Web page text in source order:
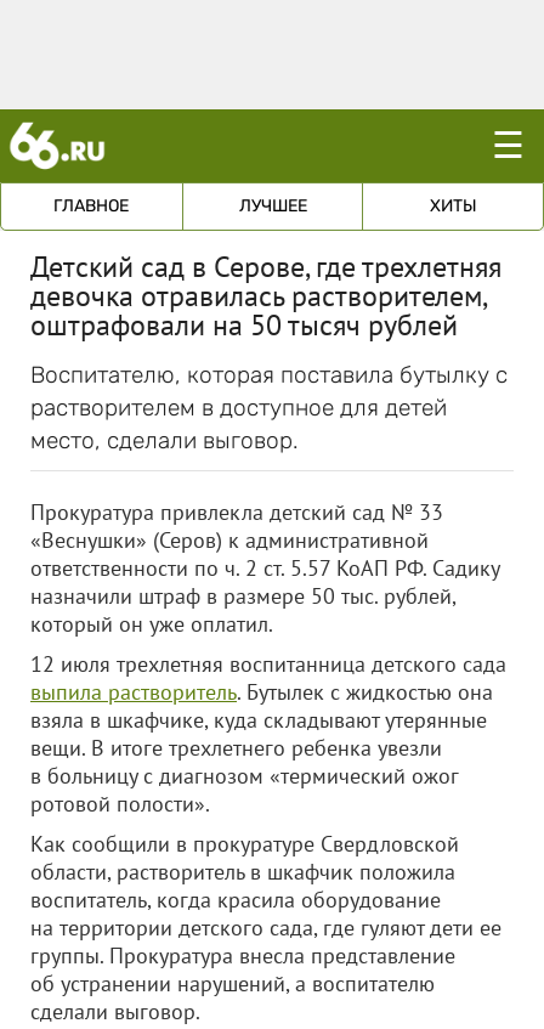
☰
ГЛАВНОЕ ЛУЧШЕЕ ХИТЫ
Детский сад в Серове, где трехлетняя
девочка отравилась растворителем,
оштрафовали на 50 тысяч рублей
Воспитателю, которая поставила бутылку с
растворителем в доступное для детей
место, сделали выговор.
Прокуратура привлекла детский сад № 33
«Веснушки» (Серов) к административной
ответственности по ч. 2 ст. 5.57 КоАП РФ. Садику
назначили штраф в размере 50 тыс. рублей,
который он уже оплатил.
12 июля трехлетняя воспитанница детского сада
выпила растворитель. Бутылек с жидкостью она
взяла в шкафчике, куда складывают утерянные
вещи. В итоге трехлетнего ребенка увезли
в больницу с диагнозом «термический ожог
ротовой полости».
Как сообщили в прокуратуре Свердловской
области, растворитель в шкафчик положила
воспитатель, когда красила оборудование
на территории детского сада, где гуляют дети ее
группы. Прокуратура внесла представление
об устранении нарушений, а воспитателю
сделали выговор.